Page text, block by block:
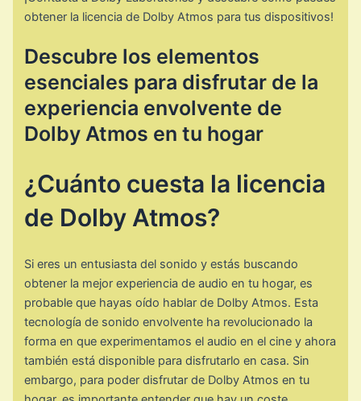
obtener la licencia de Dolby Atmos para tus dispositivos!
Descubre los elementos
esenciales para disfrutar de la
experiencia envolvente de
Dolby Atmos en tu hogar
¿Cuánto cuesta la licencia
de Dolby Atmos?
Si eres un entusiasta del sonido y estás buscando
obtener la mejor experiencia de audio en tu hogar, es
probable que hayas oído hablar de Dolby Atmos. Esta
tecnología de sonido envolvente ha revolucionado la
forma en que experimentamos el audio en el cine y ahora
también está disponible para disfrutarlo en casa. Sin
embargo, para poder disfrutar de Dolby Atmos en tu